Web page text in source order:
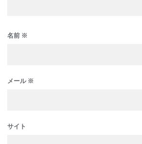
名前 ※
メール ※
サイト